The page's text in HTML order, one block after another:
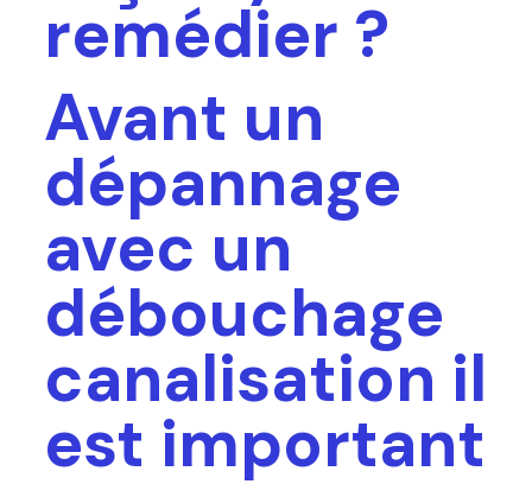
remédier ?
Avant un
dépannage
avec un
débouchage
canalisation il
est important